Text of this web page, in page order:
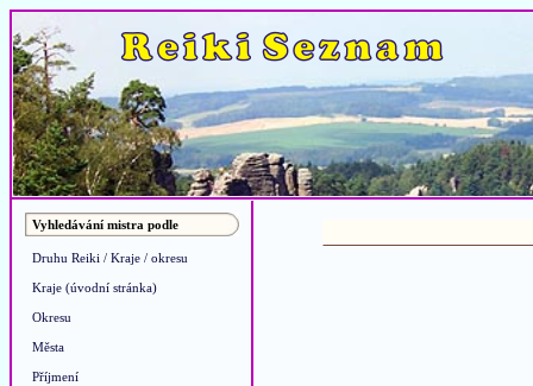
Vyhledávání mistra podle
Druhu Reiki / Kraje / okresu
Kraje (úvodní stránka)
Okresu
Města
Příjmení